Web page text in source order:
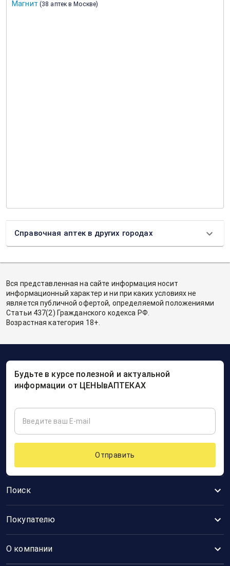
Магнит (38 аптек в Москве)
Справочная аптек в других городах
Вся представленная на сайте информация носит
информационный характер и ни при каких условиях не
является публичной офертой, определяемой положениями
Статьи 437(2) Гражданского кодекса РФ.
Возрастная категория 18+.
Поиск
Покупателю
О компании
Будьте в курсе полезной и актуальной
информации от ЦЕНЫвАПТЕКАХ
Отправить